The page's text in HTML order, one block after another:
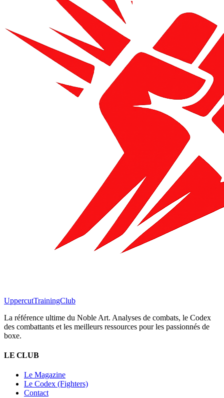
UppercutTrainingClub
La référence ultime du Noble Art. Analyses de combats, le Codex
des combattants et les meilleurs ressources pour les passionnés de
boxe.
LE CLUB
Le Magazine
Le Codex (Fighters)
Contact